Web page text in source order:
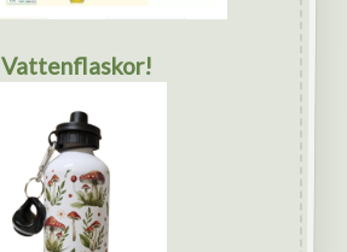
Vattenflaskor!